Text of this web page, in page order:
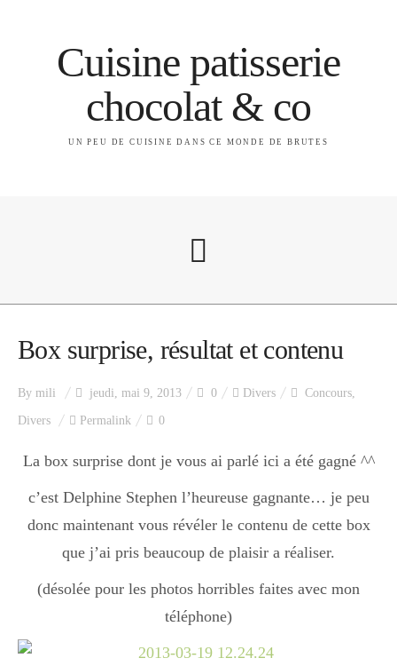
Cuisine patisserie
chocolat & co
UN PEU DE CUISINE DANS CE MONDE DE BRUTES
A propos
Index des recettes
Catégories
Apéro
Entrée
Box surprise, résultat et contenu
By mili jeudi, mai 9, 2013 0 Divers Concours,
Divers Permalink 0
La box surprise dont je vous ai parlé ici a été gagné ^^
c’est Delphine Stephen l’heureuse gagnante… je peu
donc maintenant vous révéler le contenu de cette box
que j’ai pris beaucoup de plaisir a réaliser.
(désolée pour les photos horribles faites avec mon
téléphone)